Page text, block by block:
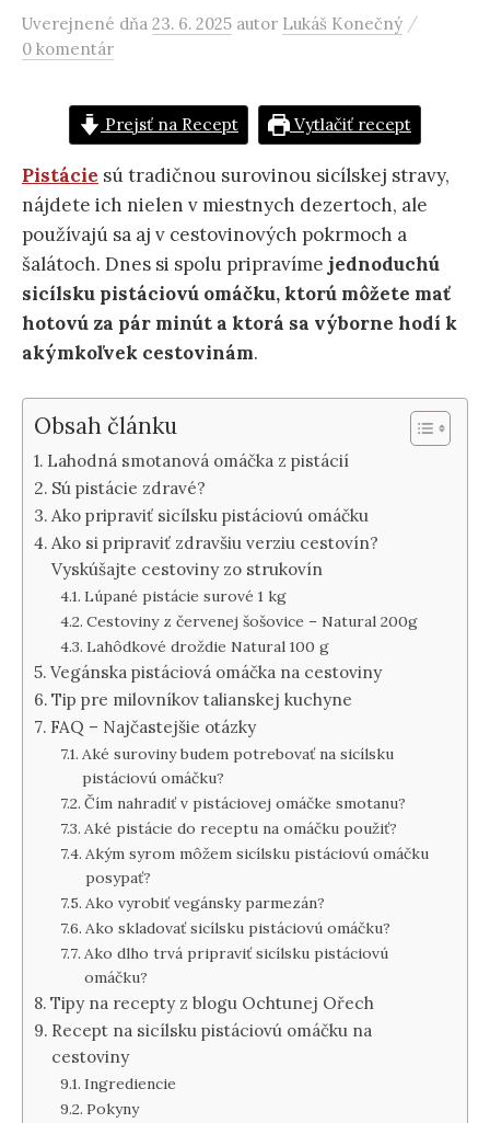
Uverejnené dňa 23. 6. 2025 autor Lukáš Konečný /
0 komentár
Prejsť na Recept Vytlačiť recept
Pistácie sú tradičnou surovinou sicílskej stravy,
nájdete ich nielen v miestnych dezertoch, ale
používajú sa aj v cestovinových pokrmoch a
šalátoch. Dnes si spolu pripravíme jednoduchú
sicílsku pistáciovú omáčku, ktorú môžete mať
hotovú za pár minút a ktorá sa výborne hodí k
akýmkoľvek cestovinám.
Obsah článku
Lahodná smotanová omáčka z pistácií
Sú pistácie zdravé?
Ako pripraviť sicílsku pistáciovú omáčku
Ako si pripraviť zdravšiu verziu cestovín?
Vyskúšajte cestoviny zo strukovín
Lúpané pistácie surové 1 kg
Cestoviny z červenej šošovice – Natural 200g
Lahôdkové droždie Natural 100 g
Vegánska pistáciová omáčka na cestoviny
Tip pre milovníkov talianskej kuchyne
FAQ – Najčastejšie otázky
Aké suroviny budem potrebovať na sicílsku
pistáciovú omáčku?
Čím nahradiť v pistáciovej omáčke smotanu?
Aké pistácie do receptu na omáčku použiť?
Akým syrom môžem sicílsku pistáciovú omáčku
posypať?
Ako vyrobiť vegánsky parmezán?
Ako skladovať sicílsku pistáciovú omáčku?
Ako dlho trvá pripraviť sicílsku pistáciovú
omáčku?
Tipy na recepty z blogu Ochtunej Ořech
Recept na sicílsku pistáciovú omáčku na
cestoviny
Ingrediencie
Pokyny